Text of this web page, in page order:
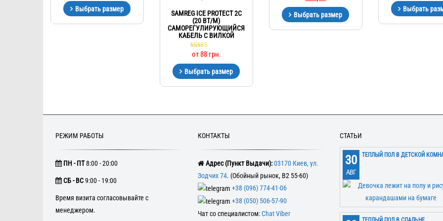
Выбрать размер
SAMREG ICE PROTECT 2C
(20 ВТ/М)
САМОРЕГУЛИРУЮЩИЙСЯ
КАБЕЛЬ C ВИЛКОЙ
Оценка
из 5
от 88 грн.
Выбрать размер
Выбрать размер
Выбрать
РЕЖИМ РАБОТЫ
ПН - ПТ8:00 - 20:00
CБ - ВС9:00 - 19:00
Время визита согласовывайте с
менеджером.
КОНТАКТЫ
Адрес (Пункт Выдачи): 03170 Киев, ул.
Зодчих 74. (Обойный рынок, В2 55-60)
+38 (096) 774-41-06
+38 (050) 506-57-90
Чат со специалистом:Chat Viber
СТАТЬИ
30
АВГ
ТЕПЛЫЙ ПОЛ В ДЕТСКОЙ